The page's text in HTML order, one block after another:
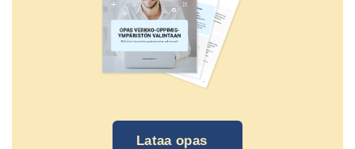
Lataa opas